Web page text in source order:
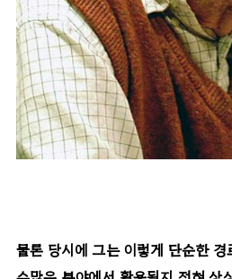
물론 당시에 그는 이렇게 단순한